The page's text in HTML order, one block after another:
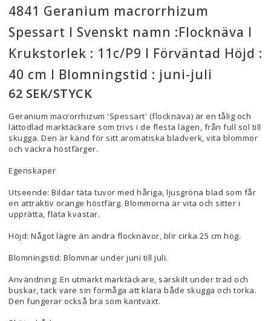
4841 Geranium macrorrhizum
Spessart I Svenskt namn :Flocknäva I
Krukstorlek : 11c/P9 I Förväntad Höjd :
40 cm I Blomningstid : juni-juli
62 SEK/STYCK
Geranium macrorrhizum 'Spessart' (flocknäva) är en tålig och
lättodlad marktäckare som trivs i de flesta lägen, från full sol till
skugga. Den är känd för sitt aromatiska bladverk, vita blommor
och vackra höstfärger.
Egenskaper
Utseende: Bildar täta tuvor med håriga, ljusgröna blad som får
en attraktiv orange höstfärg. Blommorna är vita och sitter i
upprätta, flata kvastar.
Höjd: Något lägre än andra flocknävor, blir cirka 25 cm hög.
Blomningstid: Blommar under juni till juli.
Användning: En utmärkt marktäckare, särskilt under träd och
buskar, tack vare sin förmåga att klara både skugga och torka.
Den fungerar också bra som kantväxt.